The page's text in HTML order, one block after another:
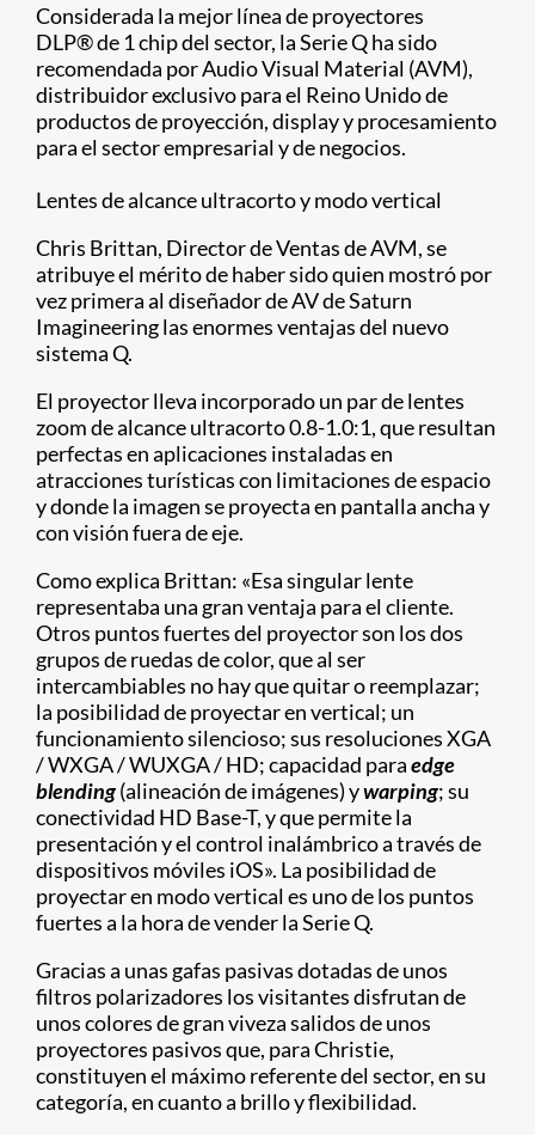
Considerada la mejor línea de proyectores
DLP®de 1 chip del sector, la Serie Q ha sido
recomendada por Audio Visual Material (AVM),
distribuidor exclusivo para el Reino Unido de
productos de proyección, display y procesamiento
para el sector empresarial y de negocios.
Lentes de alcance ultracorto y modo vertical
Chris Brittan, Director de Ventas de AVM, se
atribuye el mérito de haber sido quien mostró por
vez primera al diseñador de AV de Saturn
Imagineering las enormes ventajas del nuevo
sistema Q.
El proyector lleva incorporado un par de lentes
zoom de alcance ultracorto 0.8-1.0:1, que resultan
perfectas en aplicaciones instaladas en
atracciones turísticas con limitaciones de espacio
y donde la imagen se proyecta en pantalla ancha y
con visión fuera de eje.
Como explica Brittan: «Esa singular lente
representaba una gran ventaja para el cliente.
Otros puntos fuertes del proyector son los dos
grupos de ruedas de color, que al ser
intercambiables no hay que quitar o reemplazar;
la posibilidad de proyectar en vertical; un
funcionamiento silencioso; sus resoluciones XGA
/ WXGA / WUXGA / HD; capacidad paraedge
blending(alineación de imágenes) ywarping; su
conectividad HD Base-T, y que permite la
presentación y el control inalámbrico a través de
dispositivos móviles iOS». La posibilidad de
proyectar en modo vertical es uno de los puntos
fuertes a la hora de vender la Serie Q.
Gracias a unas gafas pasivas dotadas de unos
filtros polarizadores los visitantes disfrutan de
unos colores de gran viveza salidos de unos
proyectores pasivos que, para Christie,
constituyen el máximo referente del sector, en su
categoría, en cuanto a brillo y flexibilidad.